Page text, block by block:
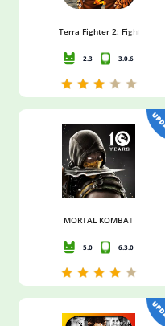
Terra Fighter 2: Fight Begins
2.3 3.0.6
MORTAL KOMBAT
5.0 6.3.0